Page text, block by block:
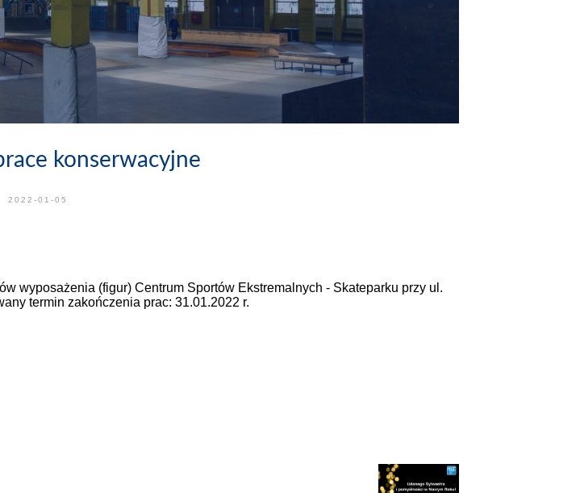
konserwacyjne
2022-01-05
wyposażenia (figur) Centrum Sportów Ekstremalnych - Skateparku przy ul.
termin zakończenia prac: 31.01.2022 r.